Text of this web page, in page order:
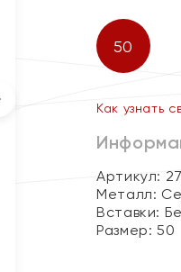
50
Как узнать
Артикул:
Металл:
Вставки:
Размер:50